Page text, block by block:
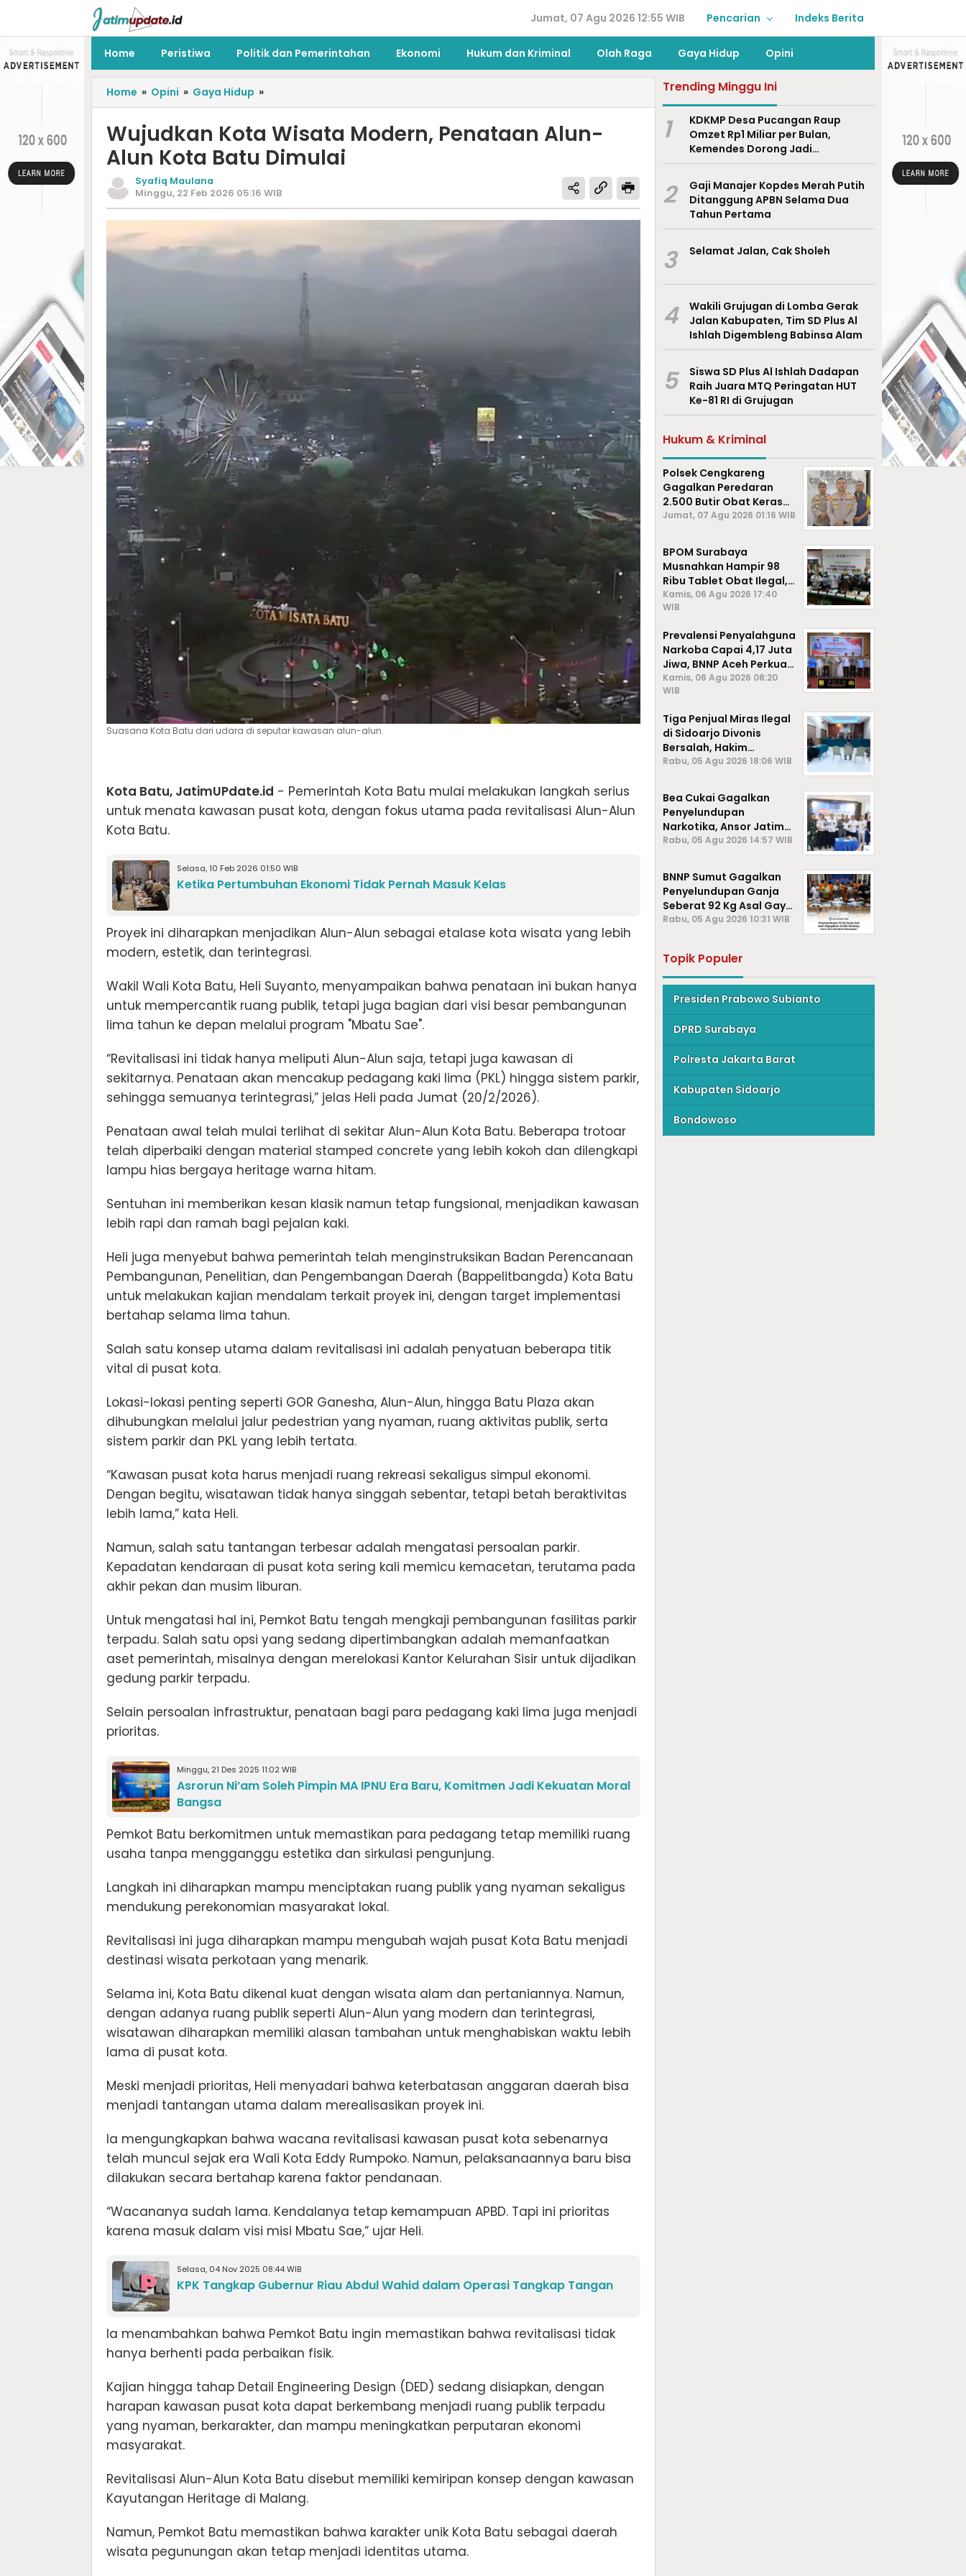
Jumat, 07 Agu 2026 12:55 WIB Pencarian Indeks Berita
Home Peristiwa Politik dan Pemerintahan Ekonomi Hukum dan Kriminal Olah Raga Gaya Hidup Opini
Home » Opini » Gaya Hidup »
Wujudkan Kota Wisata Modern, Penataan Alun-
Alun Kota Batu Dimulai
Syafiq Maulana
Minggu, 22 Feb 2026 05:16 WIB
Suasana Kota Batu dari udara di seputar kawasan alun-alun.
Kota Batu, JatimUPdate.id - Pemerintah Kota Batu mulai melakukan langkah serius
untuk menata kawasan pusat kota, dengan fokus utama pada revitalisasi Alun-Alun
Kota Batu.
Selasa, 10 Feb 2026 01:50 WIB
Ketika Pertumbuhan Ekonomi Tidak Pernah Masuk Kelas
Proyek ini diharapkan menjadikan Alun-Alun sebagai etalase kota wisata yang lebih
modern, estetik, dan terintegrasi.
Wakil Wali Kota Batu, Heli Suyanto, menyampaikan bahwa penataan ini bukan hanya
untuk mempercantik ruang publik, tetapi juga bagian dari visi besar pembangunan
lima tahun ke depan melalui program "Mbatu Sae".
“Revitalisasi ini tidak hanya meliputi Alun-Alun saja, tetapi juga kawasan di
sekitarnya. Penataan akan mencakup pedagang kaki lima (PKL) hingga sistem parkir,
sehingga semuanya terintegrasi,” jelas Heli pada Jumat (20/2/2026).
Penataan awal telah mulai terlihat di sekitar Alun-Alun Kota Batu. Beberapa trotoar
telah diperbaiki dengan material stamped concrete yang lebih kokoh dan dilengkapi
lampu hias bergaya heritage warna hitam.
Sentuhan ini memberikan kesan klasik namun tetap fungsional, menjadikan kawasan
lebih rapi dan ramah bagi pejalan kaki.
Heli juga menyebut bahwa pemerintah telah menginstruksikan Badan Perencanaan
Pembangunan, Penelitian, dan Pengembangan Daerah (Bappelitbangda) Kota Batu
untuk melakukan kajian mendalam terkait proyek ini, dengan target implementasi
bertahap selama lima tahun.
Salah satu konsep utama dalam revitalisasi ini adalah penyatuan beberapa titik
vital di pusat kota.
Lokasi-lokasi penting seperti GOR Ganesha, Alun-Alun, hingga Batu Plaza akan
dihubungkan melalui jalur pedestrian yang nyaman, ruang aktivitas publik, serta
sistem parkir dan PKL yang lebih tertata.
“Kawasan pusat kota harus menjadi ruang rekreasi sekaligus simpul ekonomi.
Dengan begitu, wisatawan tidak hanya singgah sebentar, tetapi betah beraktivitas
lebih lama,” kata Heli.
Namun, salah satu tantangan terbesar adalah mengatasi persoalan parkir.
Kepadatan kendaraan di pusat kota sering kali memicu kemacetan, terutama pada
akhir pekan dan musim liburan.
Untuk mengatasi hal ini, Pemkot Batu tengah mengkaji pembangunan fasilitas parkir
terpadu. Salah satu opsi yang sedang dipertimbangkan adalah memanfaatkan
aset pemerintah, misalnya dengan merelokasi Kantor Kelurahan Sisir untuk dijadikan
gedung parkir terpadu.
Selain persoalan infrastruktur, penataan bagi para pedagang kaki lima juga menjadi
prioritas.
Minggu, 21 Des 2025 11:02 WIB
Asrorun Ni’am Soleh Pimpin MA IPNU Era Baru, Komitmen Jadi Kekuatan Moral
Bangsa
Pemkot Batu berkomitmen untuk memastikan para pedagang tetap memiliki ruang
usaha tanpa mengganggu estetika dan sirkulasi pengunjung.
Langkah ini diharapkan mampu menciptakan ruang publik yang nyaman sekaligus
mendukung perekonomian masyarakat lokal.
Revitalisasi ini juga diharapkan mampu mengubah wajah pusat Kota Batu menjadi
destinasi wisata perkotaan yang menarik.
Selama ini, Kota Batu dikenal kuat dengan wisata alam dan pertaniannya. Namun,
dengan adanya ruang publik seperti Alun-Alun yang modern dan terintegrasi,
wisatawan diharapkan memiliki alasan tambahan untuk menghabiskan waktu lebih
lama di pusat kota.
Meski menjadi prioritas, Heli menyadari bahwa keterbatasan anggaran daerah bisa
menjadi tantangan utama dalam merealisasikan proyek ini.
Ia mengungkapkan bahwa wacana revitalisasi kawasan pusat kota sebenarnya
telah muncul sejak era Wali Kota Eddy Rumpoko. Namun, pelaksanaannya baru bisa
dilakukan secara bertahap karena faktor pendanaan.
“Wacananya sudah lama. Kendalanya tetap kemampuan APBD. Tapi ini prioritas
karena masuk dalam visi misi Mbatu Sae,” ujar Heli.
Selasa, 04 Nov 2025 08:44 WIB
KPK Tangkap Gubernur Riau Abdul Wahid dalam Operasi Tangkap Tangan
Ia menambahkan bahwa Pemkot Batu ingin memastikan bahwa revitalisasi tidak
hanya berhenti pada perbaikan fisik.
Kajian hingga tahap Detail Engineering Design (DED) sedang disiapkan, dengan
harapan kawasan pusat kota dapat berkembang menjadi ruang publik terpadu
yang nyaman, berkarakter, dan mampu meningkatkan perputaran ekonomi
masyarakat.
Revitalisasi Alun-Alun Kota Batu disebut memiliki kemiripan konsep dengan kawasan
Kayutangan Heritage di Malang.
Namun, Pemkot Batu memastikan bahwa karakter unik Kota Batu sebagai daerah
wisata pegunungan akan tetap menjadi identitas utama.
Trending Minggu Ini
1
KDKMP Desa Pucangan Raup
Omzet Rp1 Miliar per Bulan,
Kemendes Dorong Jadi
Percontohan Nasional
2
Gaji Manajer Kopdes Merah Putih
Ditanggung APBN Selama Dua
Tahun Pertama
3 Selamat Jalan, Cak Sholeh
4
Wakili Grujugan di Lomba Gerak
Jalan Kabupaten, Tim SD Plus Al
Ishlah Digembleng Babinsa Alam
5
Siswa SD Plus Al Ishlah Dadapan
Raih Juara MTQ Peringatan HUT
Ke-81 RI di Grujugan
Hukum & Kriminal
Polsek Cengkareng
Gagalkan Peredaran
2.500 Butir Obat Keras
Daftar G, Satu Pengedar
Jumat, 07 Agu 2026 01:16 WIB
BPOM Surabaya
Musnahkan Hampir 98
Ribu Tablet Obat Ilegal,
Cegah Penyalahgunaan
di Kalangan Pelajar
Kamis, 06 Agu 2026 17:40
WIB
Prevalensi Penyalahguna
Narkoba Capai 4,17 Juta
Jiwa, BNNP Aceh Perkuat
P4GN di Subulussalam
Kamis, 06 Agu 2026 08:20
WIB
Tiga Penjual Miras Ilegal
di Sidoarjo Divonis
Bersalah, Hakim
Jatuhkan Denda hingga
Rabu, 05 Agu 2026 18:06 WIB
Bea Cukai Gagalkan
Penyelundupan
Narkotika, Ansor Jatim
Negara Tak Kalah dari
Rabu, 05 Agu 2026 14:57 WIB
BNNP Sumut Gagalkan
Penyelundupan Ganja
Seberat 92 Kg Asal Gayo
Lues, Aceh.
Rabu, 05 Agu 2026 10:31 WIB
Topik Populer
Presiden Prabowo Subianto
DPRD Surabaya
Polresta Jakarta Barat
Kabupaten Sidoarjo
Bondowoso